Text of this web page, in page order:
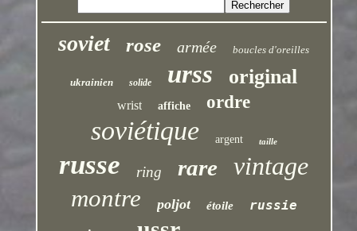
soviet rose armée boucles d'oreilles
ukrainien solide urss original
wrist affiche ordre
soviétique argent taille
russe ring rare vintage
montre poljot étoile
russie